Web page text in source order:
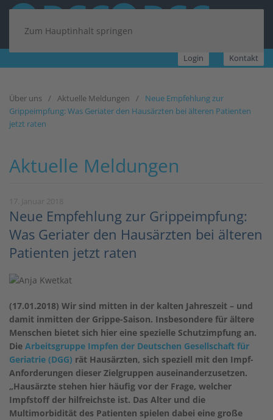
Zum Hauptinhalt springen
Login Kontakt
Über uns Aktuelle Meldungen
Neue Empfehlung zur
Grippeimpfung: Was Geriater den Hausärzten bei älteren Patienten
jetzt raten
Aktuelle Meldungen
Neue Empfehlung zur Grippeimpfung:
Was Geriater den Hausärzten bei älteren
Patienten jetzt raten
(17.01.2018) Wir sind mitten in der kalten Jahreszeit – und
damit inmitten der Grippe-Saison. Insbesondere für ältere
Menschen bietet sich hier eine spezielle Schutzimpfung an.
Die Arbeitsgruppe Impfen der Deutschen Gesellschaft für
Geriatrie (DGG) rät Hausärzten, sich speziell mit den Impf-
Anforderungen dieser Zielgruppen auseinanderzusetzen.
„Hausärzte stehen hier häufig vor der Frage, welcher
Impfstoff der hilfreichste ist. Das Alter und die
Multimorbidität des Patienten spielen dabei eine große